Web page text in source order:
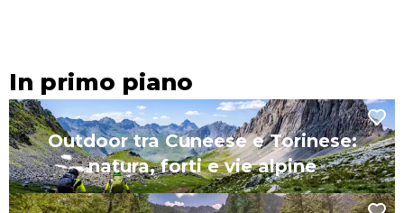
In primo piano
Outdoor tra Cuneese e Torinese:
natura, forti e vie alpine